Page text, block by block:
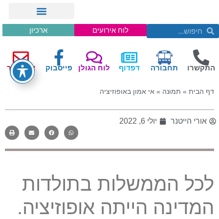
לוח אירועים ארכיון
התקשרו תחבורה דפדוף לוח הגולן פייסבוק צור קשר
דף הבית » תמונה » אי אמון באופוזיציה
אורי הייטנר יולי 6, 2022
לכל הממשלות בתולדות
המדינה הייתה אופוזיציה.